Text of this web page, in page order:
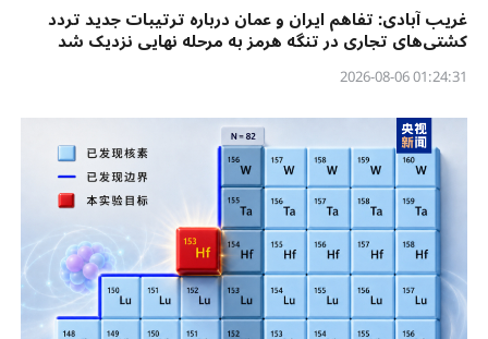
غریب آبادی: تفاهم ایران و عمان درباره ترتیبات جدید تردد
کشتی‌های تجاری در تنگه هرمز به مرحله نهایی نزدیک شد
01:24:31 2026-08-06